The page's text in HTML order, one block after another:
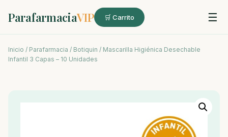
ParafarmaciaVIP 🛒 Carrito ☰
Inicio / Parafarmacia / Botiquin / Mascarilla Higiénica Desechable
Infantil 3 Capas – 10 Unidades